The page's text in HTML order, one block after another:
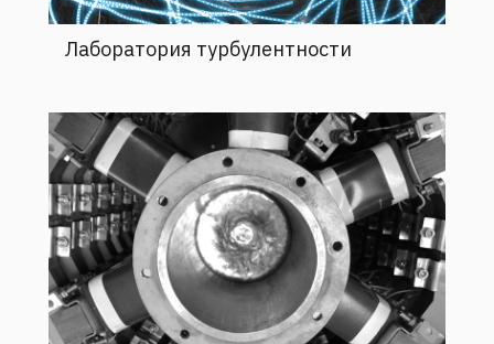
Лаборатория турбулентности